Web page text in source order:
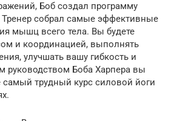
Боб создал программу
Тренер собрал самые эффективные
мышц всего тела. Вы будете
и координацией, выполнять
улучшать вашу гибкость и
руководством Боба Харпера вы
самый трудный курс силовой йоги